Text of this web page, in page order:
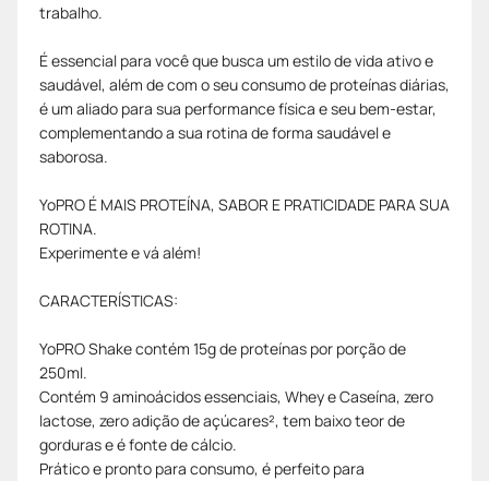
trabalho.
É essencial para você que busca um estilo de vida ativo e
saudável, além de com o seu consumo de proteínas diárias,
é um aliado para sua performance física e seu bem-estar,
complementando a sua rotina de forma saudável e
saborosa.
YoPRO É MAIS PROTEÍNA, SABOR E PRATICIDADE PARA SUA
ROTINA.
Experimente e vá além!
CARACTERÍSTICAS:
YoPRO Shake contém 15g de proteínas por porção de
250ml.
Contém 9 aminoácidos essenciais, Whey e Caseína, zero
lactose, zero adição de açúcares², tem baixo teor de
gorduras e é fonte de cálcio.
Prático e pronto para consumo, é perfeito para